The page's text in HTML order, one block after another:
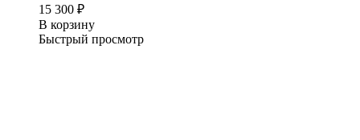
15 300 ₽
В корзину
Быстрый просмотр